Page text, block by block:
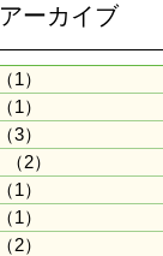
アーカイブ
（1）
（1）
（3）
（2）
（1）
（1）
（2）